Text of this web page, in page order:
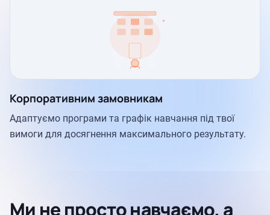
Корпоративним замовникам
Адаптуємо програми та графік навчання під твої
вимоги для досягнення максимального результату.
Ми не просто навчаємо, а